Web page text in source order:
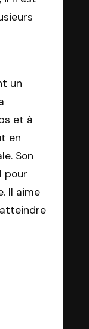
un
et à
en
Son
pour
Il aime